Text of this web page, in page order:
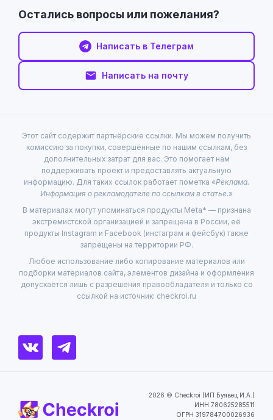
Остались вопросы или пожелания?
Написать в Телеграм
Написать на почту
Этот сайт содержит партнёрские ссылки. Мы можем получить
комиссию за покупки, совершённые по нашим ссылкам, без
дополнительных затрат для вас. Это помогает нам
поддерживать проект и предоставлять актуальную
информацию. Для таких ссылок работает пометка «Реклама.
Информация о рекламодателе по ссылкам в статье.»
В материалах могут упоминаться продукты Meta* — признана
экстремистской организацией и запрещена в России, её
продукты Instagram и Facebook (инстаграм и фейсбук) также
запрещены на территории РФ.
Любое использование либо копирование материалов или
подборки материалов сайта, элементов дизайна и оформления
допускается лишь с разрешения правообладателя и только со
ссылкой на источник: checkroi.ru
2026 © Checkroi (ИП Буявец И.А.)
ИНН 780625285511
ОГРН 319784700026936